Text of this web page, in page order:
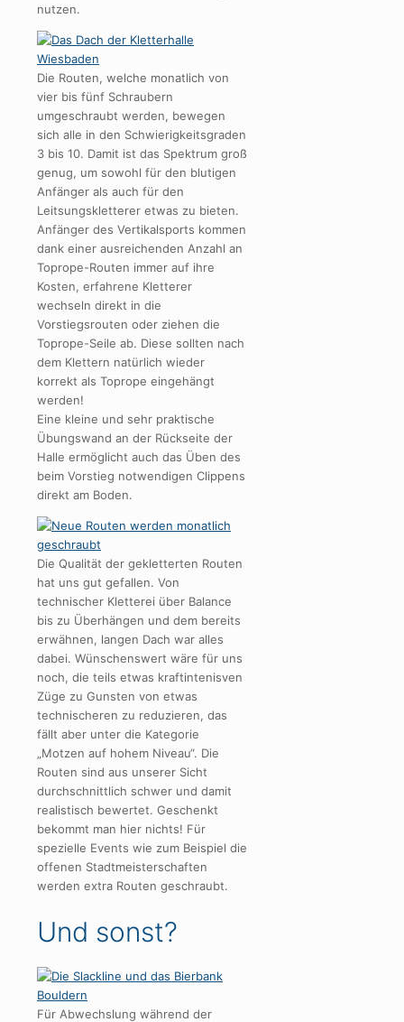
nutzen.
Die Routen, welche monatlich von
vier bis fünf Schraubern
umgeschraubt werden, bewegen
sich alle in den Schwierigkeitsgraden
3 bis 10. Damit ist das Spektrum groß
genug, um sowohl für den blutigen
Anfänger als auch für den
Leitsungskletterer etwas zu bieten.
Anfänger des Vertikalsports kommen
dank einer ausreichenden Anzahl an
Toprope-Routen immer auf ihre
Kosten, erfahrene Kletterer
wechseln direkt in die
Vorstiegsrouten oder ziehen die
Toprope-Seile ab. Diese sollten nach
dem Klettern natürlich wieder
korrekt als Toprope eingehängt
werden!
Eine kleine und sehr praktische
Übungswand an der Rückseite der
Halle ermöglicht auch das Üben des
beim Vorstieg notwendigen Clippens
direkt am Boden.
Die Qualität der gekletterten Routen
hat uns gut gefallen. Von
technischer Kletterei über Balance
bis zu Überhängen und dem bereits
erwähnen, langen Dach war alles
dabei. Wünschenswert wäre für uns
noch, die teils etwas kraftintenisven
Züge zu Gunsten von etwas
technischeren zu reduzieren, das
fällt aber unter die Kategorie
„Motzen auf hohem Niveau“. Die
Routen sind aus unserer Sicht
durchschnittlich schwer und damit
realistisch bewertet. Geschenkt
bekommt man hier nichts! Für
spezielle Events wie zum Beispiel die
offenen Stadtmeisterschaften
werden extra Routen geschraubt.
Und sonst?
Für Abwechslung während der